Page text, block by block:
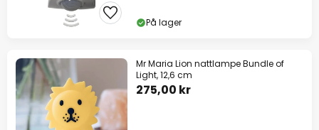
På lager
Mr Maria Lion nattlampe Bundle of
Light, 12,6 cm
275,00 kr